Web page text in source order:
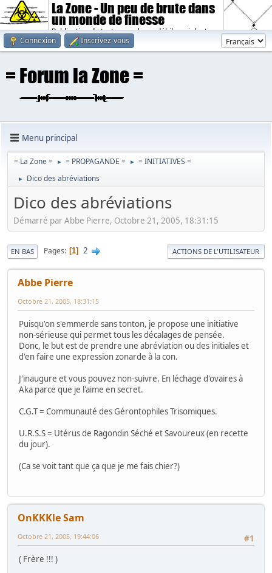
La Zone - Un peu de brute dans
un monde de finesse
Publication de textes sombres, débiles, violents.
Connexion
Inscrivez-vous
Menu principal
= La Zone = ► = PROPAGANDE = ► = INITIATIVES =
► Dico des abréviations
Dico des abréviations
Démarré par Abbe Pierre, Octobre 21, 2005, 18:31:15
EN BAS Pages 1 2 ACTIONS DE L'UTILISATEUR
Abbe Pierre
Octobre 21, 2005, 18:31:15
Puisqu'on s'emmerde sans tonton, je propose une initiative
non-sérieuse qui permet tous les décalages de pensée.
Donc, le but est de prendre une abréviation ou des initiales et
d'en faire une expression zonarde à la con.
J'inaugure et vous pouvez non-suivre. En léchage d'ovaires à
Aka parce que je l'aime en secret.
C.G.T = Communauté des Gérontophiles Trisomiques.
U.R.S.S = Utérus de Ragondin Séché et Savoureux (en recette
du jour).
(Ca se voit tant que ça que je me fais chier?)
OnKKKle Sam
#1
Octobre 21, 2005, 19:44:06
( Frère !!! )